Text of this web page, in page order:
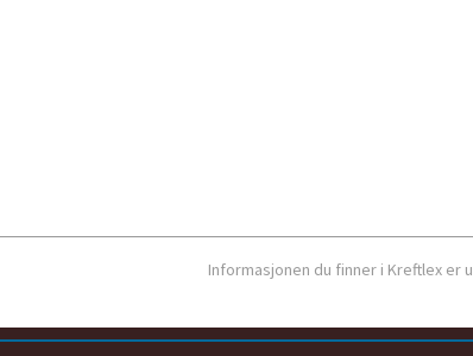
Informasjonen du finner i Kreftlex